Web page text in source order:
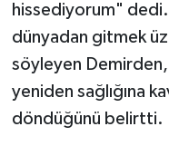
hissediyorum" dedi.
dünyadan gitmek
söyleyen Demirden,
yeniden sağlığına
döndüğünü belirtti.